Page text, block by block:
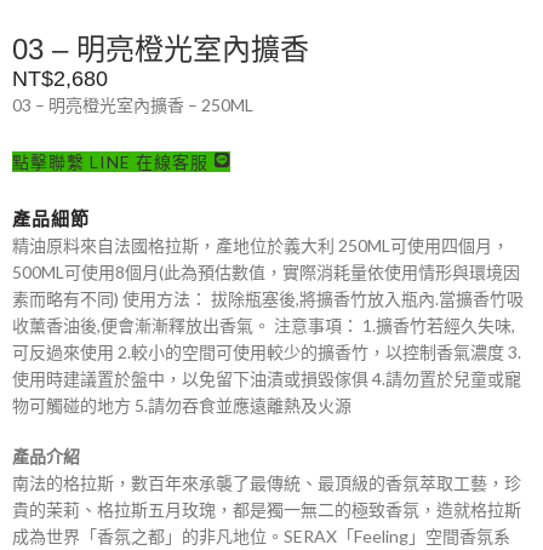
03 – 明亮橙光室內擴香
NT$2,680
03 – 明亮橙光室內擴香 – 250ML
點擊聯繫 LINE 在線客服
產品細節
精油原料來自法國格拉斯，產地位於義大利 250ML可使用四個月，
500ML可使用8個月(此為預估數值，實際消耗量依使用情形與環境因
素而略有不同) 使用方法： 拔除瓶塞後,將擴香竹放入瓶內.當擴香竹吸
收薰香油後,便會漸漸釋放出香氣。 注意事項： 1.擴香竹若經久失味,
可反過來使用 2.較小的空間可使用較少的擴香竹，以控制香氣濃度 3.
使用時建議置於盤中，以免留下油漬或損毀傢俱 4.請勿置於兒童或寵
物可觸碰的地方 5.請勿吞食並應遠離熱及火源
產品介紹
南法的格拉斯，數百年來承襲了最傳統、最頂級的香氛萃取工藝，珍
貴的茉莉、格拉斯五月玫瑰，都是獨一無二的極致香氛，造就格拉斯
成為世界「香氛之都」的非凡地位。SERAX「Feeling」空間香氛系